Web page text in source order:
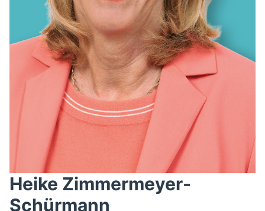
Heike Zimmermeyer-
Schürmann